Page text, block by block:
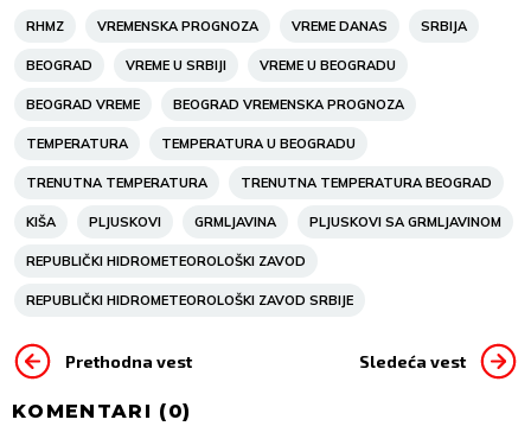
RHMZ VREMENSKA PROGNOZA VREME DANAS SRBIJA
BEOGRAD VREME U SRBIJI VREME U BEOGRADU
BEOGRAD VREME BEOGRAD VREMENSKA PROGNOZA
TEMPERATURA TEMPERATURA U BEOGRADU
TRENUTNA TEMPERATURA TRENUTNA TEMPERATURA BEOGRAD
KIŠA PLJUSKOVI GRMLJAVINA PLJUSKOVI SA GRMLJAVINOM
REPUBLIČKI HIDROMETEOROLOŠKI ZAVOD
REPUBLIČKI HIDROMETEOROLOŠKI ZAVOD SRBIJE
Prethodna vest Sledeća vest
KOMENTARI (0)